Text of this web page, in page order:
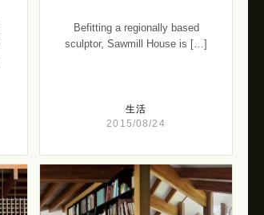
Befitting a regionally based
sculptor, Sawmill House is […]
生活
2015/08/24